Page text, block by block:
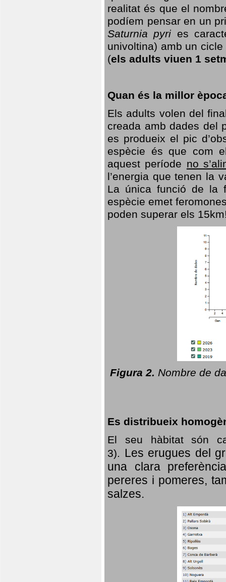
realitat és que el
podíem pensar en un
Saturnia pyri es
univoltina) amb un
(els adults viuen 1
Quan és la millor
Els adults volen del
creada amb dades del
es produeix el pic
espècie és que com
aquest període no
l’energia que tenen la
La única funció de la
espècie emet
poden superar els
Figura 2. Nombre de
Es distribueix
El seu hàbitat són
3). Les erugues del
una clara
pereres i pomeres,
salzes.